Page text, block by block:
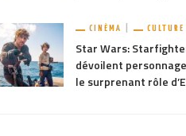
CINÉMA CULTURE
Star Wars:
dévoilent
le surprenant rôle